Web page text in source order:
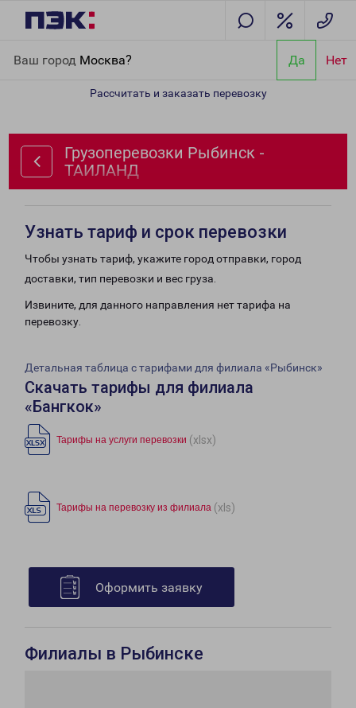
Ваш город Москва? Да Нет
Рассчитать и заказать перевозку
Грузоперевозки Рыбинск -
ТАИЛАНД
Узнать тариф и срок перевозки
Чтобы узнать тариф, укажите город отправки, город
доставки, тип перевозки и вес груза.
Извините, для данного направления нет тарифа на
перевозку.
Детальная таблица с тарифами для филиала «Рыбинск»
Скачать тарифы для филиала
«Бангкок»
Тарифы на услуги перевозки (xlsx)
Тарифы на перевозку из филиала (xls)
Оформить заявку
Филиалы в Рыбинске